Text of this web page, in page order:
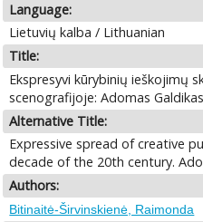
Language:
Lietuvių kalba / Lithuanian
Title:
Ekspresyvi kūrybinių ieškojimų
scenografijoje: Adomas Galdikas
Alternative Title:
Expressive spread of creative
decade of the 20th century.
Authors:
Bitinaitė-Širvinskienė, Raimonda